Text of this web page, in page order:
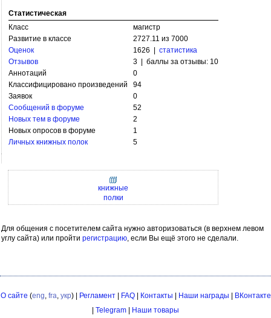
Статистическая
Класс
магистр
Развитие в классе
2727.11 из 7000
Оценок
1626 | статистика
Отзывов
3 | баллы за отзывы: 10
Аннотаций
0
Классифицировано произведений
94
Заявок
0
Сообщений в форуме
52
Новых тем в форуме
2
Новых опросов в форуме
1
Личных книжных полок
5
книжные
полки
Для общения с посетителем сайта нужно авторизоваться (в верхнем левом
углу сайта) или пройти регистрацию, если Вы ещё этого не сделали.
О сайте (eng, fra, укр) | Регламент| FAQ| Контакты Наши награды
ВКонтакте
Telegram Наши товары